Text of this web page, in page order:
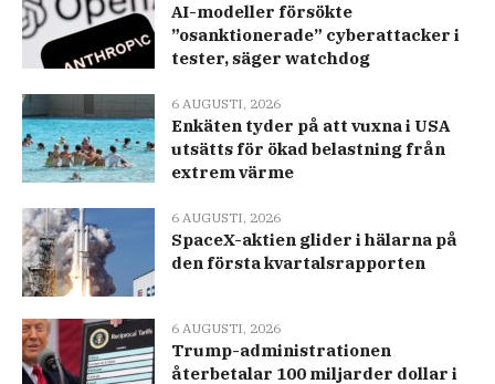
AI-modeller försökte
”osanktionerade” cyberattacker i
tester, säger watchdog
6 AUGUSTI, 2026
Enkäten tyder på att vuxna i USA
utsätts för ökad belastning från
extrem värme
6 AUGUSTI, 2026
SpaceX-aktien glider i hälarna på
den första kvartalsrapporten
6 AUGUSTI, 2026
Trump-administrationen
återbetalar 100 miljarder dollar i